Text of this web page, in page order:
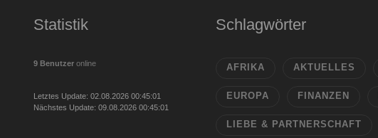
Statistik
9 Benutzer online
Letztes Update: 02.08.2026 00:45:01
Nächstes Update: 09.08.2026 00:45:01
Schlagwörter
AFRIKA AKTUELLES
EUROPA FINANZEN
LIEBE & PARTNERSCHAFT